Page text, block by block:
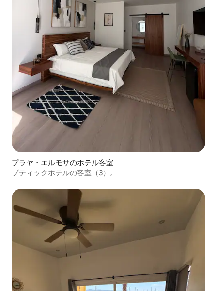
プラヤ・エルモサのホテル客室
ブティックホテルの客室（3）。